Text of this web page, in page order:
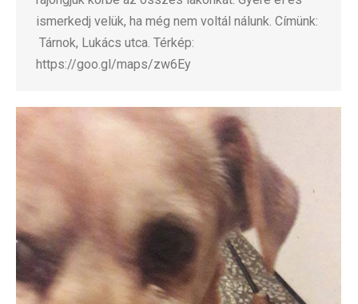
ismerkedj velük, ha még nem voltál nálunk. Címünk:
Tárnok, Lukács utca. Térkép:
https://goo.gl/maps/zw6Ey